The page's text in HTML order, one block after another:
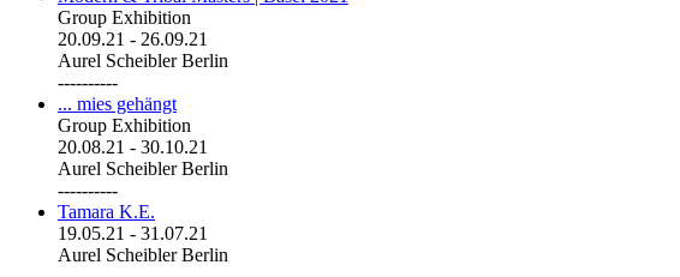
Group Exhibition
20.09.21 - 26.09.21
Aurel Scheibler Berlin
----------
... mies gehängt
Group Exhibition
20.08.21 - 30.10.21
Aurel Scheibler Berlin
----------
Tamara K.E.
19.05.21 - 31.07.21
Aurel Scheibler Berlin